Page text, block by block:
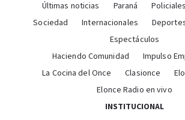
Últimas noticias Paraná Policiales
Sociedad
Internacionales
Espectáculos
Haciendo Comunidad
Impulso
La Cocina del Once
Clasionce
Elonce Radio en vivo
INSTITUCIONAL